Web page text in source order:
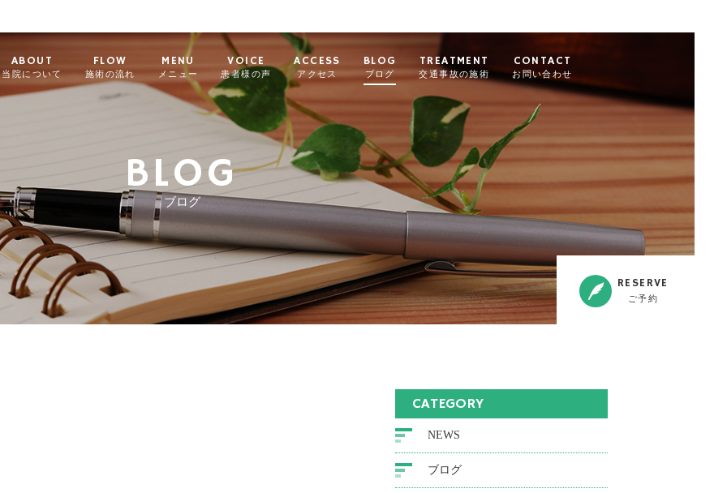
ABOUT
当院について
FLOW
施術の流れ
MENU
メニュー
VOICE
患者様の声
ACCESS
アクセス
BLOG
ブログ
TREATMENT
交通事故の施術
CONTACT
お問い合わせ
BLOG
ブログ
RESERVE
ご予約
CATEGORY
NEWS
ブログ